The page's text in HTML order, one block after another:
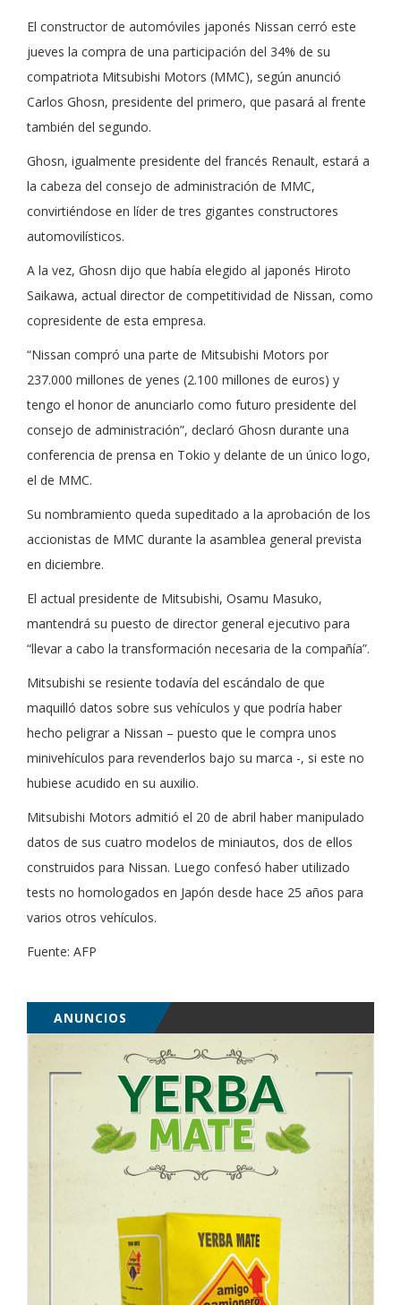
El constructor de automóviles japonés Nissan cerró este
jueves la compra de una participación del 34% de su
compatriota Mitsubishi Motors (MMC), según anunció
Carlos Ghosn, presidente del primero, que pasará al frente
también del segundo.
Ghosn, igualmente presidente del francés Renault, estará a
la cabeza del consejo de administración de MMC,
convirtiéndose en líder de tres gigantes constructores
automovilísticos.
A la vez, Ghosn dijo que había elegido al japonés Hiroto
Saikawa, actual director de competitividad de Nissan, como
copresidente de esta empresa.
“Nissan compró una parte de Mitsubishi Motors por
237.000 millones de yenes (2.100 millones de euros) y
tengo el honor de anunciarlo como futuro presidente del
consejo de administración”, declaró Ghosn durante una
conferencia de prensa en Tokio y delante de un único logo,
el de MMC.
Su nombramiento queda supeditado a la aprobación de los
accionistas de MMC durante la asamblea general prevista
en diciembre.
El actual presidente de Mitsubishi, Osamu Masuko,
mantendrá su puesto de director general ejecutivo para
“llevar a cabo la transformación necesaria de la compañía”.
Mitsubishi se resiente todavía del escándalo de que
maquilló datos sobre sus vehículos y que podría haber
hecho peligrar a Nissan – puesto que le compra unos
minivehículos para revenderlos bajo su marca -, si este no
hubiese acudido en su auxilio.
Mitsubishi Motors admitió el 20 de abril haber manipulado
datos de sus cuatro modelos de miniautos, dos de ellos
construidos para Nissan. Luego confesó haber utilizado
tests no homologados en Japón desde hace 25 años para
varios otros vehículos.
Fuente: AFP
ANUNCIOS